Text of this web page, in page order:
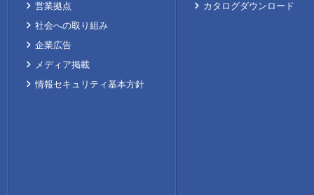
営業拠点
社会への取り組み
企業広告
メディア掲載
情報セキュリティ基本方針
カタログダウンロード